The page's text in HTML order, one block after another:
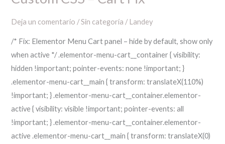
Deja un comentario /Sin categoría / Landey
/* Fix: Elementor Menu Cart panel – hide by default, show only
when active */ .elementor-menu-cart__container { visibility:
hidden !important; pointer-events: none !important; }
.elementor-menu-cart__main { transform: translateX(110%)
!important; } .elementor-menu-cart__container.elementor-
active { visibility: visible !important; pointer-events: all
!important; } .elementor-menu-cart__container.elementor-
active .elementor-menu-cart__main { transform: translateX(0)
–